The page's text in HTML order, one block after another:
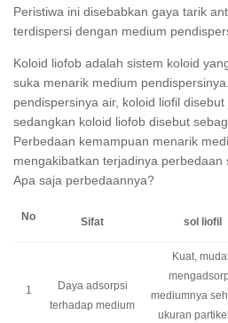
Peristiwa ini disebabkan gaya tarik
terdispersi dengan medium
Koloid liofob adalah sistem koloid
suka menarik medium
pendispersinya air, koloid liofil
sedangkan koloid liofob disebut
Perbedaan kemampuan menarik
mengakibatkan terjadinya perbedaan
Apa saja perbedaannya?
No Sifat sol liofil
1
Daya adsorpsi
terhadap medium
Kuat,
mediumnya
ukuran